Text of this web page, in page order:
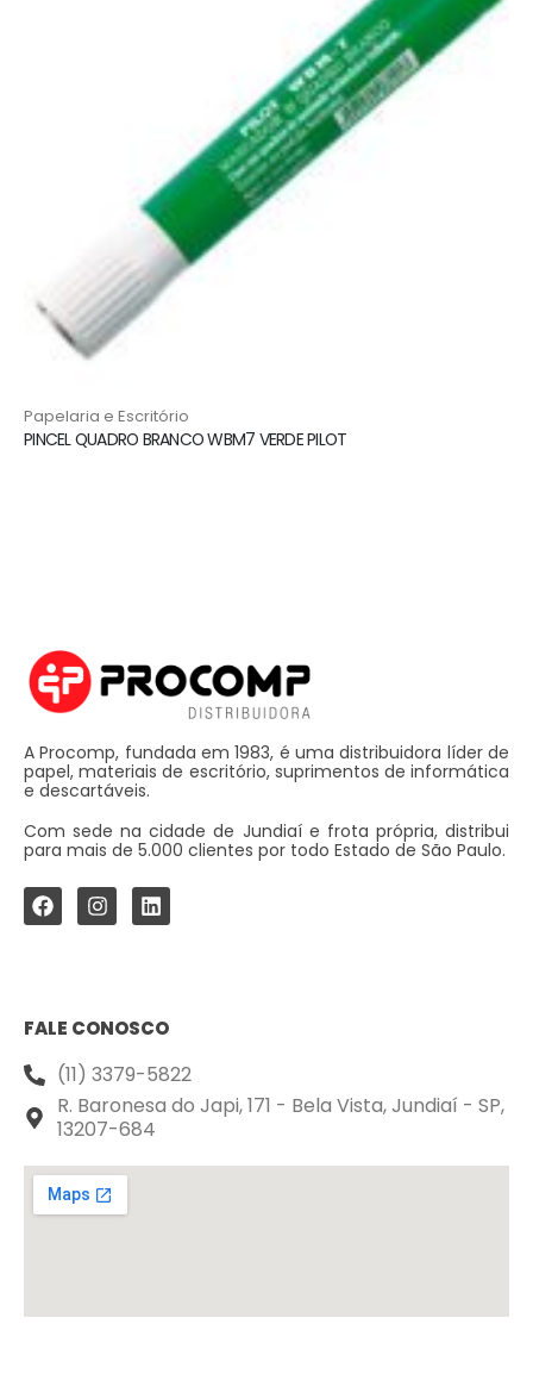
Papelaria e Escritório
PINCEL QUADRO BRANCO WBM7 VERDE PILOT
A Procomp, fundada em 1983, é uma distribuidora líder de
papel, materiais de escritório, suprimentos de informática
e descartáveis.
Com sede na cidade de Jundiaí e frota própria, distribui
para mais de 5.000 clientes por todo Estado de São Paulo.
FALE CONOSCO
(11) 3379-5822
R. Baronesa do Japi, 171 - Bela Vista, Jundiaí - SP,
13207-684